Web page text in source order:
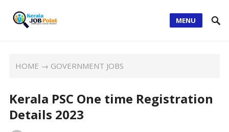
MENU
HOME → GOVERNMENT JOBS
Kerala PSC One time Registration
Details 2023